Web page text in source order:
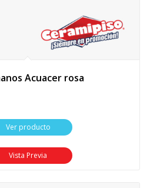
Acuacer rosa
Ver producto
Vista Previa